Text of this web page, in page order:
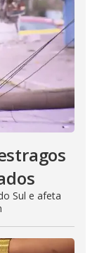
Sul e afeta